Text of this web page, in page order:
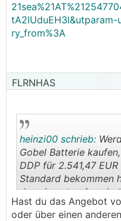
tA2IUduEH3l&utparam-
ry_from%3A
FLRNHAS
.
heinzi00 schrieb:
Gobel Batterie
DDP für 2.541,47
Standard bekommen
das ein gutes
Hast du das Angebot
oder über einen